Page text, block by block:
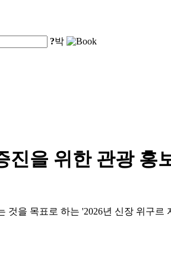
?박
진을 위한 관광 홍
을 목표로 하는 '2026년 신장 위구